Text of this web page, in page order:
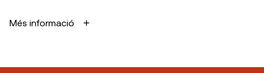
Més informació